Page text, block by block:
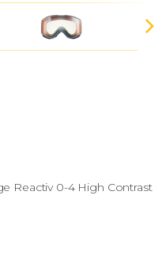
Reactiv 0-4 High Contrast